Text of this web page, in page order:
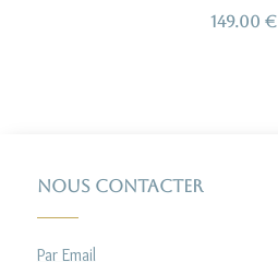
149.00€
Nous contacter
Par Email